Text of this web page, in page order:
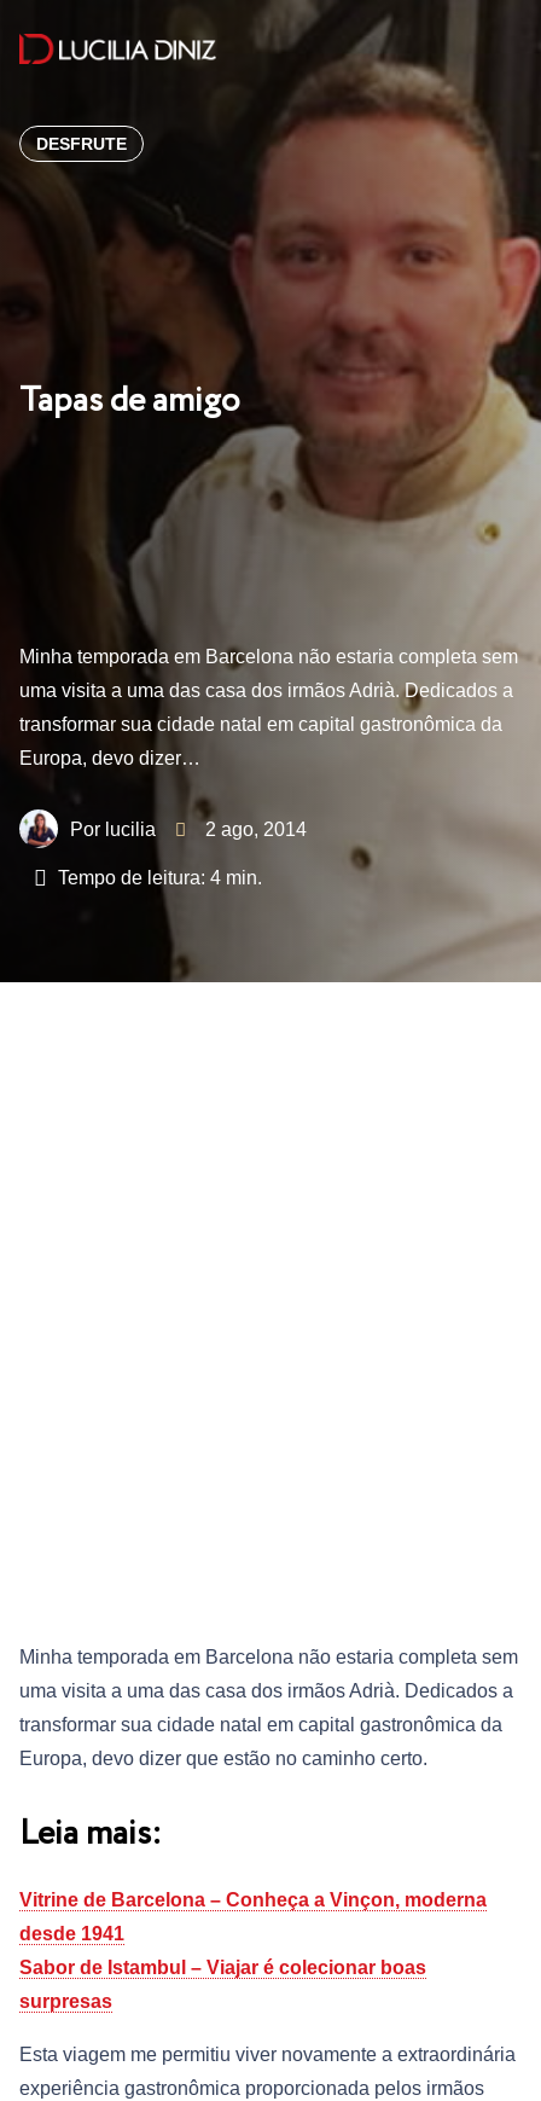
DESFRUTE
Tapas de amigo
Minha temporada em Barcelona não estaria completa sem
uma visita a uma das casa dos irmãos Adrià. Dedicados a
transformar sua cidade natal em capital gastronômica da
Europa, devo dizer…
lucilia 2 ago, 2014
Tempo de leitura: 4 min.
Minha temporada em Barcelona não estaria completa sem
uma visita a uma das casa dos irmãos Adrià. Dedicados a
transformar sua cidade natal em capital gastronômica da
Europa, devo dizer que estão no caminho certo.
Leia mais:
Vitrine de Barcelona – Conheça a Vinçon, moderna
desde 1941
Sabor de Istambul – Viajar é colecionar boas
surpresas
Esta viagem me permitiu viver novamente a extraordinária
experiência gastronômica proporcionada pelos irmãos